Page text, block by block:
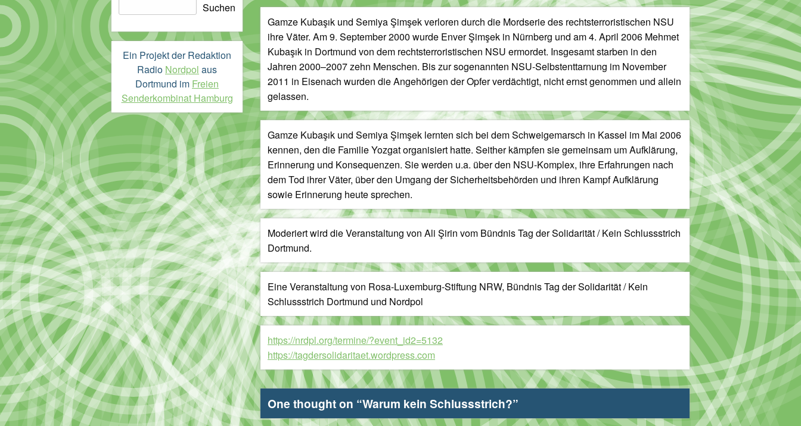
Suchen
Ein Projekt der Redaktion
Radio Nordpol aus
Dortmund im Freien
Senderkombinat Hamburg
regeln.
Gamze Kubaşık und Semiya Şimşek verloren durch die Mordserie des rechtsterroristischen NSU
ihre Väter. Am 9. September 2000 wurde Enver Şimşek in Nürnberg und am 4. April 2006 Mehmet
Kubaşık in Dortmund von dem rechtsterroristischen NSU ermordet. Insgesamt starben in den
Jahren 2000–2007 zehn Menschen. Bis zur sogenannten NSU-Selbstenttarnung im November
2011 in Eisenach wurden die Angehörigen der Opfer verdächtigt, nicht ernst genommen und allein
gelassen.
Gamze Kubaşık und Semiya Şimşek lernten sich bei dem Schweigemarsch in Kassel im Mai 2006
kennen, den die Familie Yozgat organisiert hatte. Seither kämpfen sie gemeinsam um Aufklärung,
Erinnerung und Konsequenzen. Sie werden u.a. über den NSU-Komplex, ihre Erfahrungen nach
dem Tod ihrer Väter, über den Umgang der Sicherheitsbehörden und ihren Kampf Aufklärung
sowie Erinnerung heute sprechen.
Moderiert wird die Veranstaltung von Ali Şirin vom Bündnis Tag der Solidarität / Kein Schlussstrich
Dortmund.
Eine Veranstaltung von Rosa-Luxemburg-Stiftung NRW, Bündnis Tag der Solidarität / Kein
Schlussstrich Dortmund und Nordpol
https://nrdpl.org/termine/?event_id2=5132
https://tagdersolidaritaet.wordpress.com
One thought on “Warum kein Schlussstrich?”